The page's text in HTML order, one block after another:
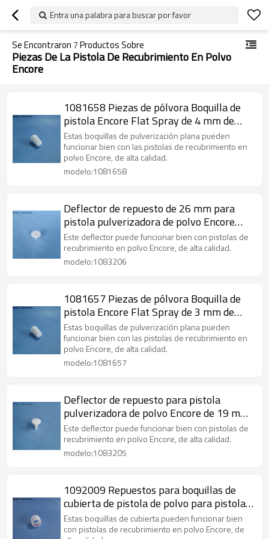
Entra una palabra para buscar por favor
Se Encontraron7Productos Sobre
Piezas De La Pistola De Recubrimiento En Polvo
Encore
1081658 Piezas de pólvora Boquilla de
pistola Encore Flat Spray de 4 mm de
repuesto
Estas boquillas de pulverización plana pueden
funcionar bien con las pistolas de recubrimiento en
polvo Encore, de alta calidad.
modelo:1081658
Deflector de repuesto de 26 mm para
pistola pulverizadora de polvo Encore
1083206
Este deflector puede funcionar bien con pistolas de
recubrimiento en polvo Encore, de alta calidad.
modelo:1083206
1081657 Piezas de pólvora Boquilla de
pistola Encore Flat Spray de 3 mm de
repuesto
Estas boquillas de pulverización plana pueden
funcionar bien con las pistolas de recubrimiento en
polvo Encore, de alta calidad.
modelo:1081657
Deflector de repuesto para pistola
pulverizadora de polvo Encore de 19 mm,
1083205
Este deflector puede funcionar bien con pistolas de
recubrimiento en polvo Encore, de alta calidad.
modelo:1083205
1092009 Repuestos para boquillas de
cubierta de pistola de polvo para pistolas
de recubrimiento en polvo Lance Encore
Estas boquillas de cubierta pueden funcionar bien
con pistolas de recubrimiento en polvo Encore, de